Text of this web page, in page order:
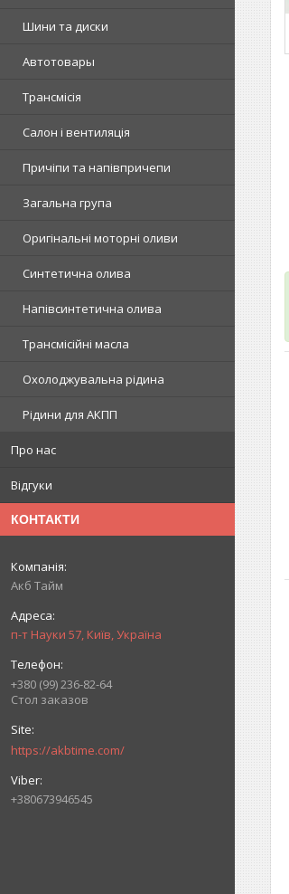
Шини та диски
Автотовары
Трансмісія
Салон і вентиляція
Причіпи та напівпричепи
Загальна група
Оригінальні моторні оливи
Синтетична олива
Напівсинтетична олива
Трансмісійні масла
Охолоджувальна рідина
Рідини для АКПП
Про нас
Відгуки
КОНТАКТИ
Акб Тайм
п-т Науки 57, Київ, Україна
+380 (99) 236-82-64
Стол заказов
https://akbtime.com/
+380673946545